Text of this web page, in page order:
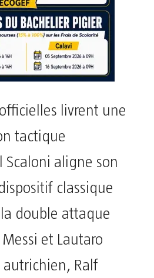
livrent une
tactique
aligne son
classique
double attaque
et Lautaro
Ralf